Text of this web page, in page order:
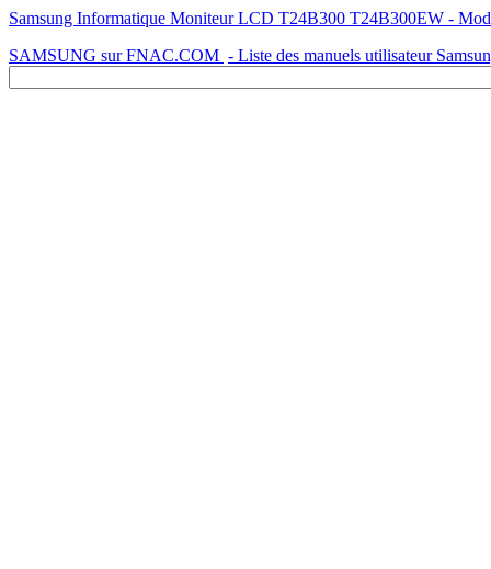
Samsung Informatique Moniteur LCD T24B300 T24B300EW -
SAMSUNG sur FNAC.COM - Liste des manuels utilisateur